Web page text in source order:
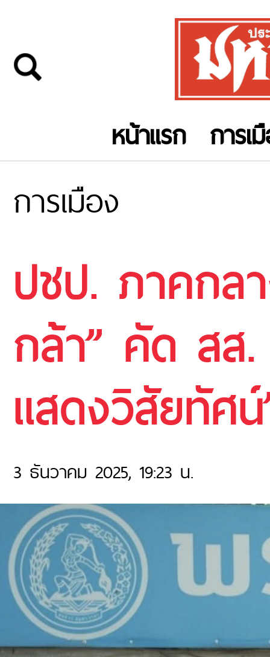
หน้าแรก การเ
การเมือง
ปชป. ภาคกล
กล้า” คัด สส.
แสดงวิสัยทัศ
3 ธันวาคม 2025, 19:23 น.